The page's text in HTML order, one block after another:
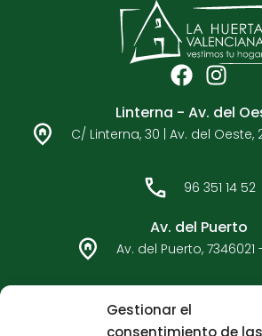
Gestionar el
consentimiento de las
F
a
c
e
o
k
I
s
t
g
a
m
Linterna - Av. del
C/ Linterna, 30 | Av. del Oeste,
96 351 14 52
Av. del Puerto
Av. del Puerto,
96 362 33 92